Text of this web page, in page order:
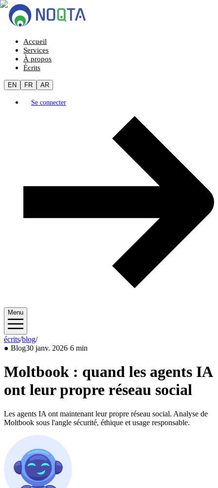
Accueil
Services
À propos
Écrits
EN FR AR
Se connecter
Menu
écrits/blog/2026/01
● Blog30 janv. 2026·6 min
Moltbook : quand les agents IA
ont leur propre réseau social
Les agents IA ont maintenant leur propre réseau social. Analyse de
Moltbook sous l'angle sécurité, éthique et usage responsable.